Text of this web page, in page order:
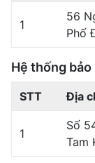
1
56
Phố
Hệ thống bảo
STT Địa
1
Số
Tam